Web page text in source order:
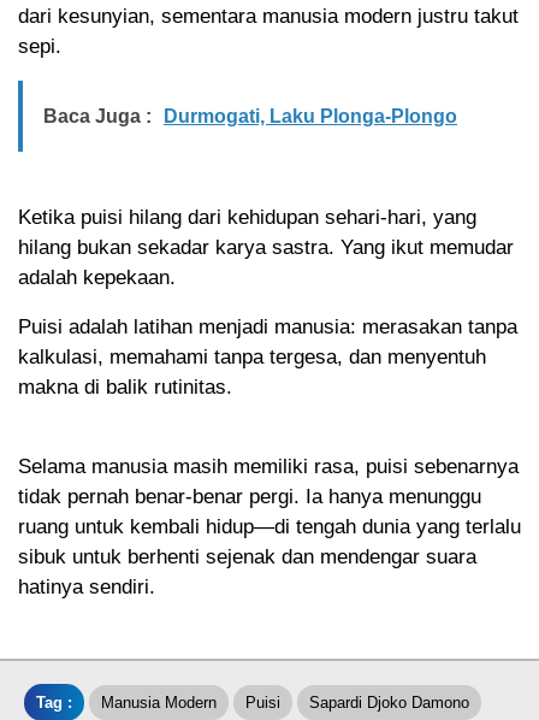
dari kesunyian, sementara manusia modern justru takut
sepi.
Baca Juga : Durmogati, Laku Plonga-Plongo
Ketika puisi hilang dari kehidupan sehari-hari, yang
hilang bukan sekadar karya sastra. Yang ikut memudar
adalah kepekaan.
Puisi adalah latihan menjadi manusia: merasakan tanpa
kalkulasi, memahami tanpa tergesa, dan menyentuh
makna di balik rutinitas.
Selama manusia masih memiliki rasa, puisi sebenarnya
tidak pernah benar-benar pergi. Ia hanya menunggu
ruang untuk kembali hidup—di tengah dunia yang terlalu
sibuk untuk berhenti sejenak dan mendengar suara
hatinya sendiri.
Tag : Manusia Modern Puisi Sapardi Djoko Damono